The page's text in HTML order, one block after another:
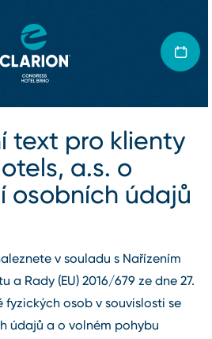
text pro klienty
a.s. o
osobních údajů
v souladu s Nařízením
a Rady (EU) 2016/679 ze dne 27.
fyzických osob v souvislosti se
údajů a o volném pohybu